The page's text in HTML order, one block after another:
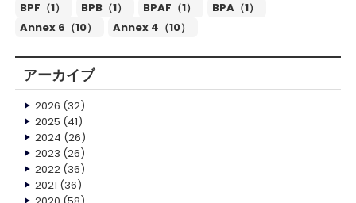
BPF（1）
BPB（1） BPAF（1）
BPA（1）
Annex 6（10）
Annex 4（10）
アーカイブ
2026 (32)
2025 (41)
2024 (26)
2023 (26)
2022(36)
2021 (36)